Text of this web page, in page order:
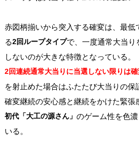
赤図柄揃いから突入する確変は、最低
る2回ループタイプで、一度通常大当り
しないのが大きな特徴となっている。
2回連続通常大当りに当選しない限りは
を射止めた場合はふたたび大当りの保
確変継続の安心感と継続をかけた緊張
初代「大工の源さん」 のゲーム性を色
いる。